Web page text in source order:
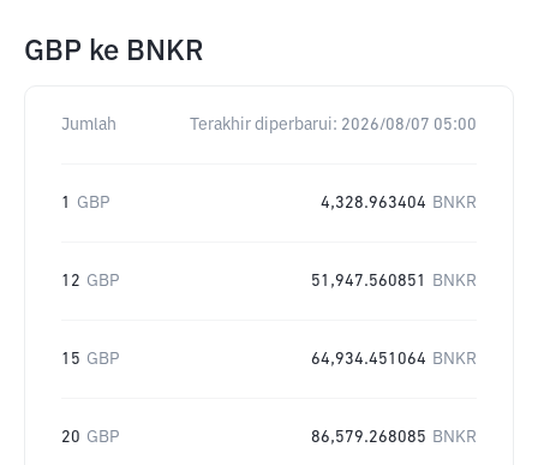
GBP ke BNKR
Jumlah Terakhir diperbarui: 2026/08/07 05:00
1 GBP 4,328.963404 BNKR
12 GBP 51,947.560851 BNKR
15 GBP 64,934.451064 BNKR
20 GBP 86,579.268085 BNKR